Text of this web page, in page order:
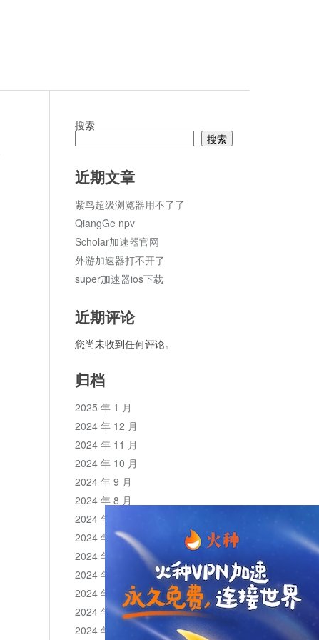
搜索
搜索
近期文章
紫鸟超级浏览器用不了了
QiangGe npv
Scholar加速器官网
外游加速器打不开了
super加速器ios下载
近期评论
您尚未收到任何评论。
归档
2025 年 1 月
2024 年 12 月
2024 年 11 月
2024 年 10 月
2024 年 9 月
2024 年 8 月
2024 年 7 月
2024 年 6 月
2024 年 5 月
2024 年 4 月
2024 年 3 月
2024 年 2 月
2024 年 1 月